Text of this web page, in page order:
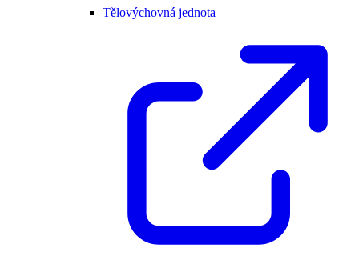
Tělovýchovná jednota